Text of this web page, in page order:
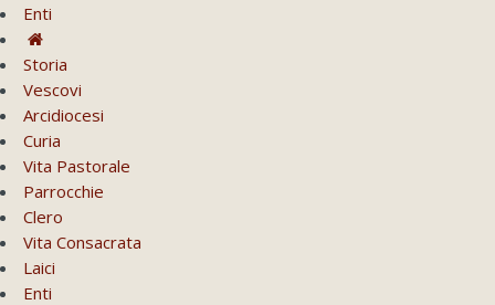
Enti
Storia
Vescovi
Arcidiocesi
Curia
Vita Pastorale
Parrocchie
Clero
Vita Consacrata
Laici
Enti